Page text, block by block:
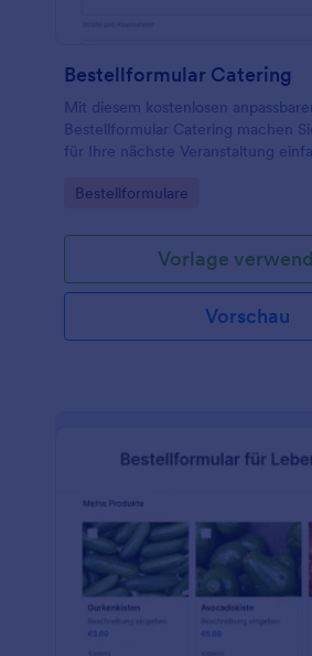
Bestellformular Catering
Mit diesem kostenlosen
Bestellformular Catering machen
für Ihre nächste Veranstaltung
Go to Category:
Bestellformulare
Vorlage
Vorschau